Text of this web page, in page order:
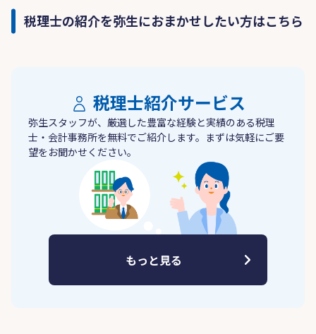
税理士の紹介を弥生におまかせしたい方はこちら
税理士紹介サービス
弥生スタッフが、厳選した豊富な経験と実績のある税理
士・会計事務所を無料でご紹介します。まずは気軽にご要
望をお聞かせください。
もっと見る